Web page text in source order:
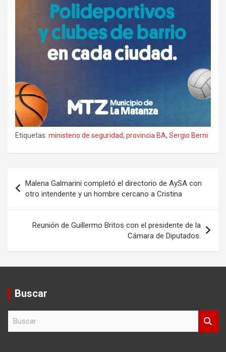
Etiquetas: ministerio de seguridad, provincia BA, Sergio Berni
de
entradas
Malena Galmarini completó el directorio de AySA con
otro intendente y un hombre cercano a Cristina
Reunión de Guillermo Britos con el presidente de la
Cámara de Diputados.
Buscar